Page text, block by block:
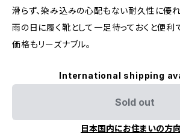
滑らず、染み込みの心配もない耐久性に優れ
雨の日に履く靴として一足待っておくと便利で
価格もリーズナブル。
International shipping
Sold out
日本国内にお住まいの方